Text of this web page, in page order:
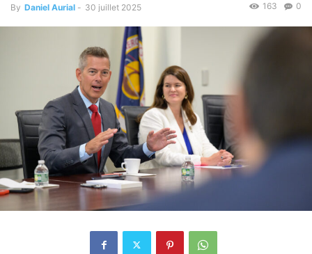
By Daniel Aurial - 30 juillet 2025 0
163